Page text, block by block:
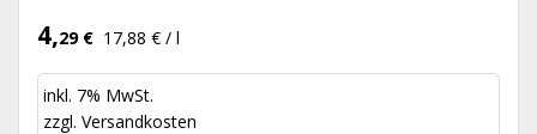
4,29 € 17,88 € / l
inkl. 7% MwSt.
zzgl. Versandkosten